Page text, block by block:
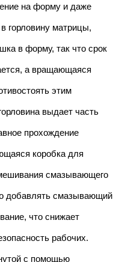
на форму и даже
горловину матрицы,
в форму, так что срок
а вращающаяся
этим
выдает часть
прохождение
коробка для
смазывающего
добавлять смазывающий
что снижает
рабочих.
с помощью